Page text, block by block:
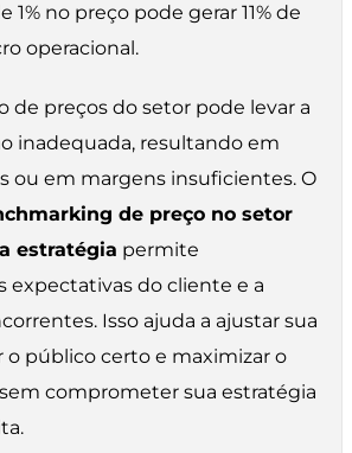
1% no preço pode gerar 11% de
operacional.
de preços do setor pode levar a
inadequada, resultando em
ou em margens insuficientes. O
de preço no setor
estratégia permite
expectativas do cliente e a
Isso ajuda a ajustar sua
o público certo e maximizar o
comprometer sua estratégia